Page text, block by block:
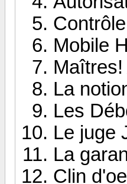
Mobile
La
Les
Le juge
La
Clin